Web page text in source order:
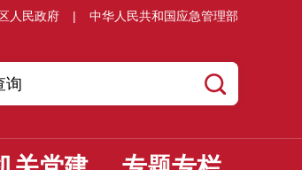
人民政府 | 中华人民共和国应急管理部